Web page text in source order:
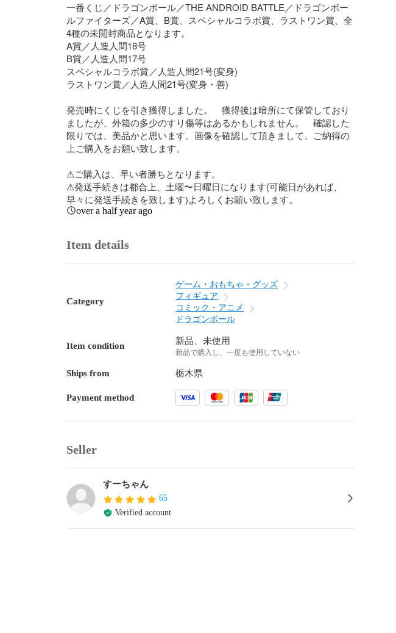
一番くじ／ドラゴンボール／THE ANDROID BATTLE／ドラゴンボー
ルファイターズ／A賞、B賞、スペシャルコラボ賞、ラストワン賞、全
4種の未開封商品となります。
A賞／人造人間18号
B賞／人造人間17号
スペシャルコラボ賞／人造人間21号(変身)
ラストワン賞／人造人間21号(変身・善)
発売時にくじを引き獲得しました。　獲得後は暗所にて保管しており
ましたが、外箱の多少のすり傷等はあるかもしれません。　確認した
限りでは、美品かと思います。画像を確認して頂きまして、ご納得の
上ご購入をお願い致します。
⚠︎ご購入は、早い者勝ちとなります。
⚠︎発送手続きは都合上、土曜〜日曜日になります(可能日があれば、
早々に発送手続きを致します)よろしくお願い致します。
over a half year ago
Item details
Category
ゲーム・おもちゃ・グッズ
フィギュア
コミック・アニメ
ドラゴンボール
Item condition 新品、未使用
新品で購入し、一度も使用していない
Ships from 栃木県
Payment method
Seller
すーちゃん
65
Verified account